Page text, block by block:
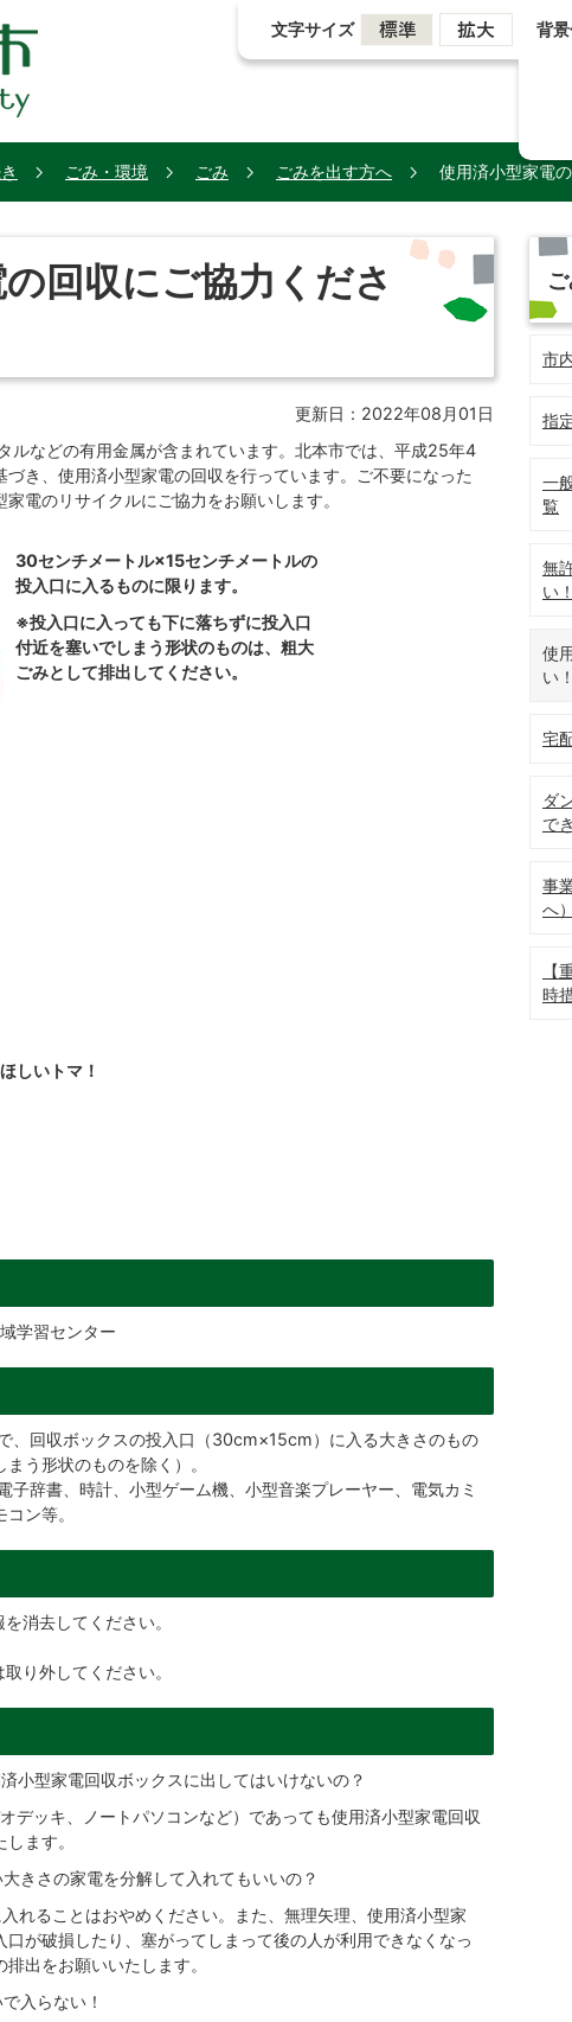
文字サイズ 背
ごみ・環境 ごみ ごみを出す方へ 使用済小型家電
回収にご協力くださ
更新日：2022年08月01日
ルなどの有用金属が含まれています。北本市では、平成25年4
き、使用済小型家電の回収を行っています。ご不要になった
電のリサイクルにご協力をお願いします。
30センチメートル×15センチメートルの
投入口に入るものに限ります。
※投入口に入っても下に落ちずに投入口
付近を塞いでしまう形状のものは、粗大
ごみとして排出してください。
しいトマ！
学習センター
、回収ボックスの投入口（30cm×15cm）に入る大きさのもの
う形状のものを除く）。
辞書、時計、小型ゲーム機、小型音楽プレーヤー、電気カミ
ン等。
消去してください。
り外してください。
小型家電回収ボックスに出してはいけないの？
デッキ、ノートパソコンなど）であっても使用済小型家電回収
ます。
きさの家電を分解して入れてもいいの？
れることはおやめください。また、無理矢理、使用済小型家
が破損したり、塞がってしまって後の人が利用できなくなっ
出をお願いいたします。
入らない！
市
指
一
覧
無
い！
使
い！
宅
ダ
で
事
へ）
【
時